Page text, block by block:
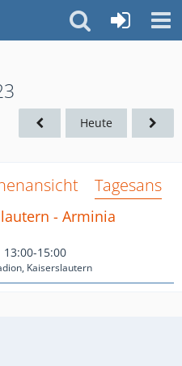
Heute
- Arminia
15:00
Kaiserslautern